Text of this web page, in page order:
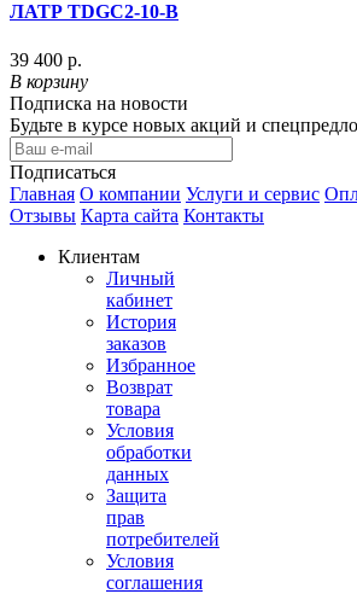
ЛАТР TDGC2-10-В
39 400 р.
В корзину
Подписка на новости
Будьте в курсе новых акций и
Подписаться
Главная О компании Услуги и сервис
Отзывы Карта сайта Контакты
Клиентам
Личный
кабинет
История
заказов
Избранное
Возврат
товара
Условия
обработки
данных
Защита
прав
потребителей
Условия
соглашения